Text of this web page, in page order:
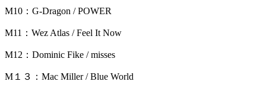
M10：G-Dragon / POWER
M11：Wez Atlas / Feel It Now
M12：Dominic Fike / misses
M１３：Mac Miller / Blue World